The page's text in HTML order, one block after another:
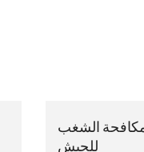
الشغب
للجيش